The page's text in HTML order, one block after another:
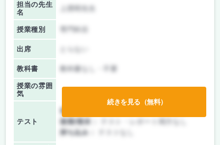
担当の先生
名
授業種別
出席
教科書 教科書なし・不要
授業の雰囲
気
テスト
前期/中間：
後期/期末：
持ち込み：
続きを見る（無料）